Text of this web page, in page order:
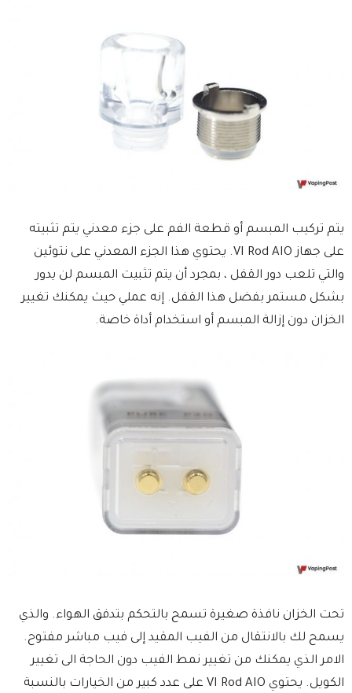
يتم تركيب المبسم أو قطعة الفم على جزء معدني يتم تثبيته
على جهاز VI Rod AIO. يحتوي هذا الجزء المعدني على نتوئين
والتي تلعب دور القفل ، بمجرد أن يتم تثبيت المبسم لن يدور
بشكل مستمر بفضل هذا القفل. إنه عملي حيث يمكنك تغيير
الخزان دون إزالة المبسم أو استخدام أداة خاصة.
تحت الخزان نافذة صغيرة تسمح بالتحكم بتدفق الهواء. والذي
يسمح لك بالانتقال من الفيب المقيد إلى فيب مباشر مفتوح.
الامر الذي يمكنك من تغيير نمط الفيب دون الحاجة الى تغيير
الكويل. يحتوي VI Rod AIO على عدد كبير من الخيارات بالنسبة